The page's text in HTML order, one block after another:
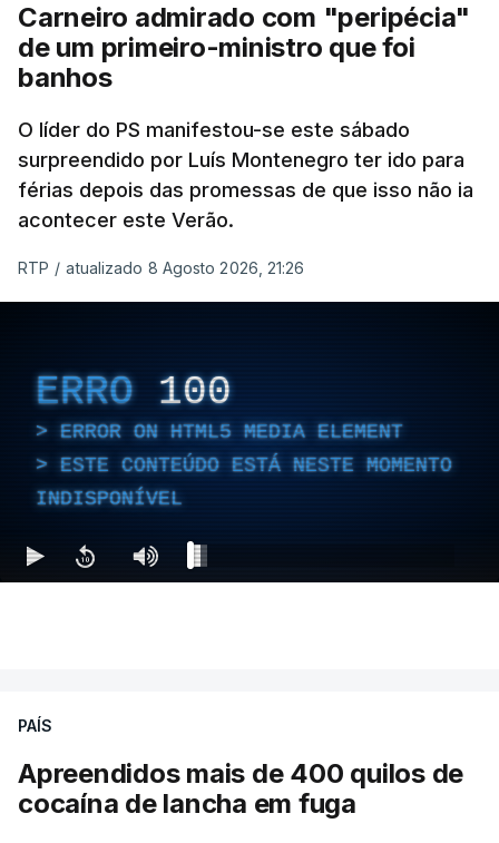
Carneiro admirado com "peripécia"
de um primeiro-ministro que foi
banhos
O líder do PS manifestou-se este sábado
surpreendido por Luís Montenegro ter ido para
férias depois das promessas de que isso não ia
acontecer este Verão.
RTP / atualizado 8 Agosto 2026, 21:26
ERRO 100
ERROR ON HTML5 MEDIA ELEMENT
ESTE CONTEÚDO ESTÁ NESTE MOMENTO
INDISPONÍVEL
PAÍS
Apreendidos mais de 400 quilos de
cocaína de lancha em fuga